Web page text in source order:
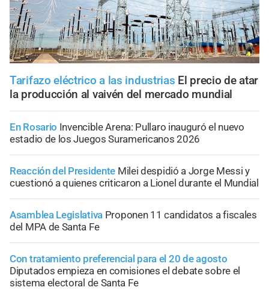
Tarifazo eléctrico a las industrias El precio de atar
la producción al vaivén del mercado mundial
En Rosario Invencible Arena: Pullaro inauguró el nuevo
estadio de los Juegos Suramericanos 2026
Reacción del Presidente Milei despidió a Jorge Messi y
cuestionó a quienes criticaron a Lionel durante el Mundial
Asamblea Legislativa Proponen 11 candidatos a fiscales
del MPA de Santa Fe
Con tratamiento preferencial para el 20 de agosto
Diputados empieza en comisiones el debate sobre el
sistema electoral de Santa Fe